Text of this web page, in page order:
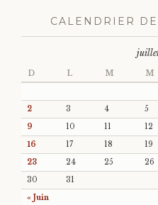
CALENDRIER
D L M M
« Juin
2
3 4 5
9
10 11 12
16
17 18 19
23
24 25 26
30
31